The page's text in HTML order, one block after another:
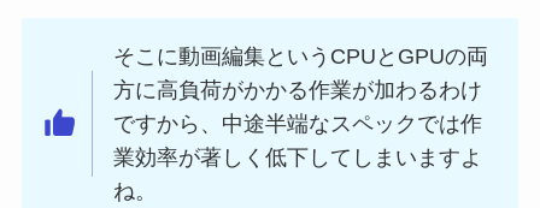
そこに動画編集というCPUとGPUの両
方に高負荷がかかる作業が加わるわけ
ですから、中途半端なスペックでは作
業効率が著しく低下してしまいますよ
ね。